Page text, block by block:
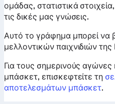
ομάδας, στατιστικά
τις δικές μας γνώσεις.
Αυτό το γράφημα μπορεί να
μελλοντικών παιχνιδιών
Για τους σημερινούς
μπάσκετ, επισκεφτείτε τη
αποτελεσμάτων μπάσκετ.